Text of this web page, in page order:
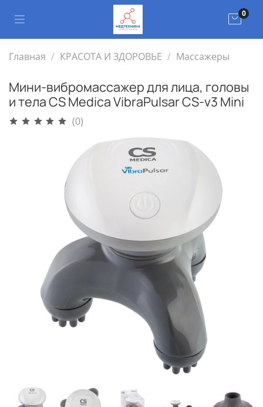
0
Главная КРАСОТА И ЗДОРОВЬЕ Массажеры
Мини-вибромассажер для лица, головы
и тела CS Medica VibraPulsar CS-v3 Mini
(0)